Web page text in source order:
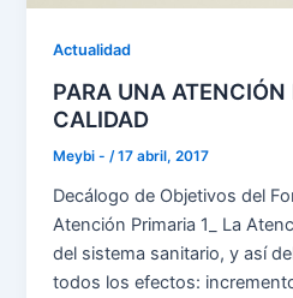
Actualidad
PARA UNA ATENCIÓN
CALIDAD
Meybi -/17 abril, 2017
Decálogo de Objetivos del
Atención Primaria 1_ La
del sistema sanitario, y así
todos los efectos: